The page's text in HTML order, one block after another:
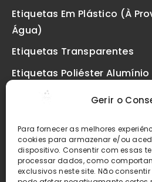
Gerir o
Para fornecer as melhores
cookies para armazenar e/ou
dispositivo. Consentir com essas
processar dados, como
exclusivos neste site. Não
Etiquetas Em Plástico (à
Água)
Etiquetas Transparentes
Etiquetas Poliéster Alumínio
Etiquetas De Segurança VOID
Etiquetas Zebra
Fitas